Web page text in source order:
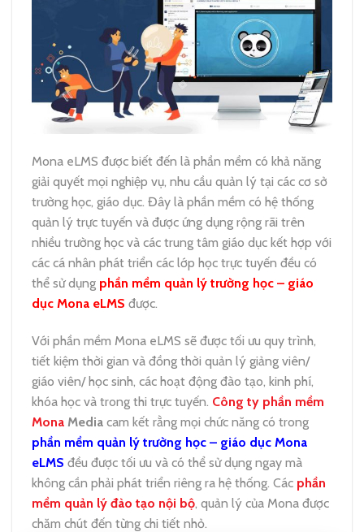
Mona eLMS được biết đến là phần mềm có khả năng
giải quyết mọi nghiệp vụ, nhu cầu quản lý tại các cơ sở
trường học, giáo dục. Đây là phần mềm có hệ thống
quản lý trực tuyến và được ứng dụng rộng rãi trên
nhiều trường học và các trung tâm giáo dục kết hợp với
các cá nhân phát triển các lớp học trực tuyến đều có
thể sử dụng phần mềm quản lý trường học – giáo
dục Mona eLMS được.
Với phần mềm Mona eLMS sẽ được tối ưu quy trình,
tiết kiệm thời gian và đồng thời quản lý giảng viên/
giáo viên/ học sinh, các hoạt động đào tạo, kinh phí,
khóa học và trong thi trực tuyến. Công ty phần mềm
Mona Media cam kết rằng mọi chức năng có trong
phần mềm quản lý trường học – giáo dục Mona
eLMS đều được tối ưu và có thể sử dụng ngay mà
không cần phải phát triển riêng ra hệ thống. Các phần
mềm quản lý đào tạo nội bộ, quản lý của Mona được
chăm chút đến từng chi tiết nhỏ.